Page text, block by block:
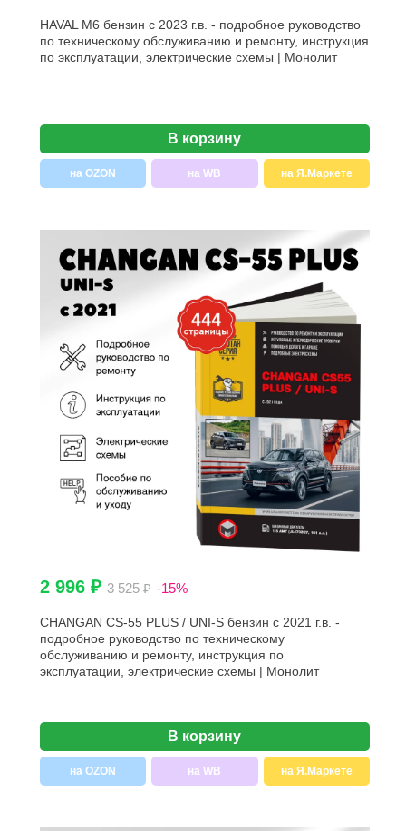
HAVAL M6 бензин с 2023 г.в. - подробное руководство
по техническому обслуживанию и ремонту, инструкция
по эксплуатации, электрические схемы | Монолит
В корзину
на OZON на WB на Я.Маркете
2 996 ₽ 3 525 ₽ -15%
CHANGAN CS-55 PLUS / UNI-S бензин с 2021 г.в. -
подробное руководство по техническому
обслуживанию и ремонту, инструкция по
эксплуатации, электрические схемы | Монолит
В корзину
на OZON на WB на Я.Маркете